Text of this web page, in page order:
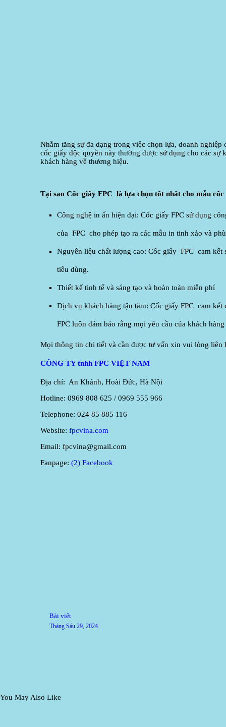
Nhằm tăng sự đa dạng trong việc chọn lựa, doanh
cốc giấy độc quyền này thường được sử dụng cho các
khách hàng về thương hiệu.
Tại sao Cốc giấy FPC là lựa chọn tốt nhất cho mẫu cốc
Công nghệ in ấn hiện đại: Cốc giấy FPC sử dụng
của FPC cho phép tạo ra các mẫu in tinh xảo và
Nguyên liệu chất lượng cao: Cốc giấy FPC cam kết
tiêu dùng.
Thiết kế tinh tế và sáng tạo và hoàn toàn miễn phí
Dịch vụ khách hàng tận tâm: Cốc giấy FPC cam
FPC luôn đảm bảo rằng mọi yêu cầu của khách
Mọi thông tin chi tiết và cần được tư vấn xin vui lòng liên
CÔNG TY tnhh FPC VIỆT NAM
Địa chỉ: An Khánh, Hoài Đức, Hà Nội
Hotline: 0969 808 625 / 0969 555 966
Telephone: 024 85 885 116
Website: fpcvina.com
Email: fpcvina@gmail.com
Fanpage: (2) Facebook
Điều hướng bài viếtPrevious post:
Bài viết
Tháng Sáu 29, 2024
You May Also Like